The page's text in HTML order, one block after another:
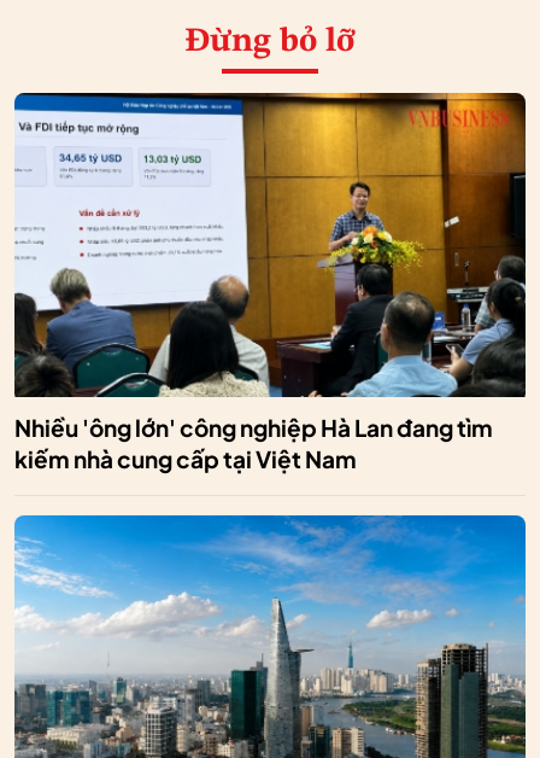
Đừng bỏ lỡ
Nhiều 'ông lớn' công nghiệp Hà Lan đang tìm
kiếm nhà cung cấp tại Việt Nam